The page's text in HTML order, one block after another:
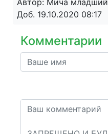
Доб. 19.10.2020 08:17
Комментарии